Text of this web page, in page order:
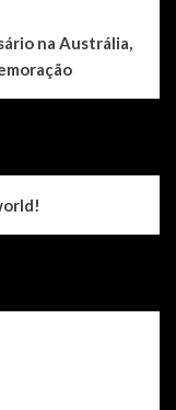
na Austrália,